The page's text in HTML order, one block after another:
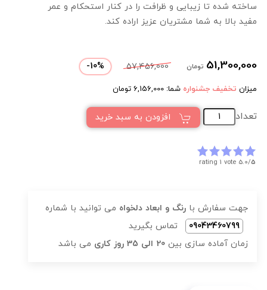
ساخته شده تا زیبایی و ظرافت را در کنار استحکام و عمر
مفید بالا به شما مشتریان عزیز اراده کند.
51,300,000 تومان 57,456,000
10%
-
میزان تخفیف جشنواره شما: 6,156,000 تومان
تعداد افزودن به سبد خرید
5.0/5
rating 1 vote
جهت سفارش با رنگ و ابعاد دلخواه می توانید با شماره
09043460799
تماس بگیرید
زمان آماده سازی بین 20 الی 35 روز کاری می باشد